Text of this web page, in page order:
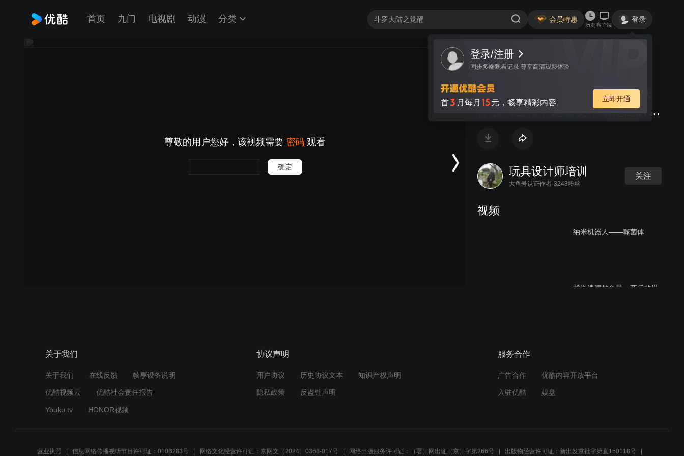
首页 九门 电视剧 动漫 分类 会员特惠
历史 客户端
登录
登录/注册
同步多端观看记录 尊享高清观影体验
首3 月每月 15元，畅享精彩内容 立即开通
尊敬的用户您好，该视频需要 密码 观看
确定
视频 讨论
(加密)毛绒玩具设计开板, 玩具纸
样放大过程中超出复印纸范围解决
玩具设计师培训
大鱼号认证作者·3243粉丝
关注
视频
纳米机器人——噬菌体
哲学遗漏的角落：死后的世
关于我们
关于我们 在线反馈 帧享设备说明
优酷视频云 优酷社会责任报告
Youku.tv HONOR视频
协议声明
用户协议 历史协议文本 知识产权声明
隐私政策 反盗链声明
服务合作
广告合作 优酷内容开放平台
入驻优酷 娱盘
营业执照 信息网络传播视听节目许可证：0108283号 网络文化经营许可证：京网文（2024）0368-017号 网络出版服务许可证：（署）网出证（京）字第266号 出版物经营许可证：新出发京批字第直150118号